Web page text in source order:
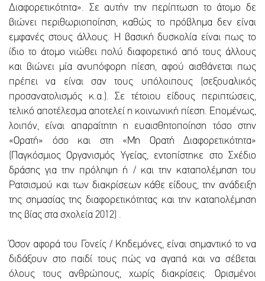
Διαφορετικότητα». Σε αυτήν την περίπτωση το άτομο δε
βιώνει περιθωριοποίηση, καθώς το πρόβλημα δεν είναι
εμφανές στους άλλους. Η βασική δυσκολία είναι πως το
ίδιο το άτομο νιώθει πολύ διαφορετικό από τους άλλους
και βιώνει μία ανυπόφορη πίεση, αφού αισθάνεται πως
πρέπει να είναι σαν τους υπόλοιπους (σεξουαλικός
προσανατολισμός κ.α.). Σε τέτοιου είδους περιπτώσεις,
τελικό αποτέλεσμα αποτελεί η κοινωνική πίεση. Επομένως,
λοιπόν, είναι απαραίτητη η ευαισθητοποίηση τόσο στην
«Ορατή» όσο και στη «Μη Ορατή Διαφορετικότητα»
(Παγκόσμιος Οργανισμός Υγείας, εντοπίστηκε στο Σχέδιο
δράσης για την πρόληψη ή / και την καταπολέμηση του
Ρατσισμού και των διακρίσεων κάθε είδους, την ανάδειξη
της σημασίας της διαφορετικότητας και την καταπολέμηση
της βίας στα σχολεία 2012) .
Όσον αφορά του Γονείς / Κηδεμόνες, είναι σημαντικό το να
διδάξουν στο παιδί τους πώς να αγαπά και να σέβεται
όλους τους ανθρώπους, χωρίς διακρίσεις. Ορισμένοι